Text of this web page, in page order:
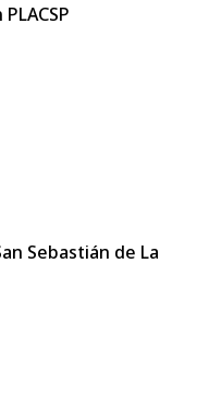
Sebastián de La